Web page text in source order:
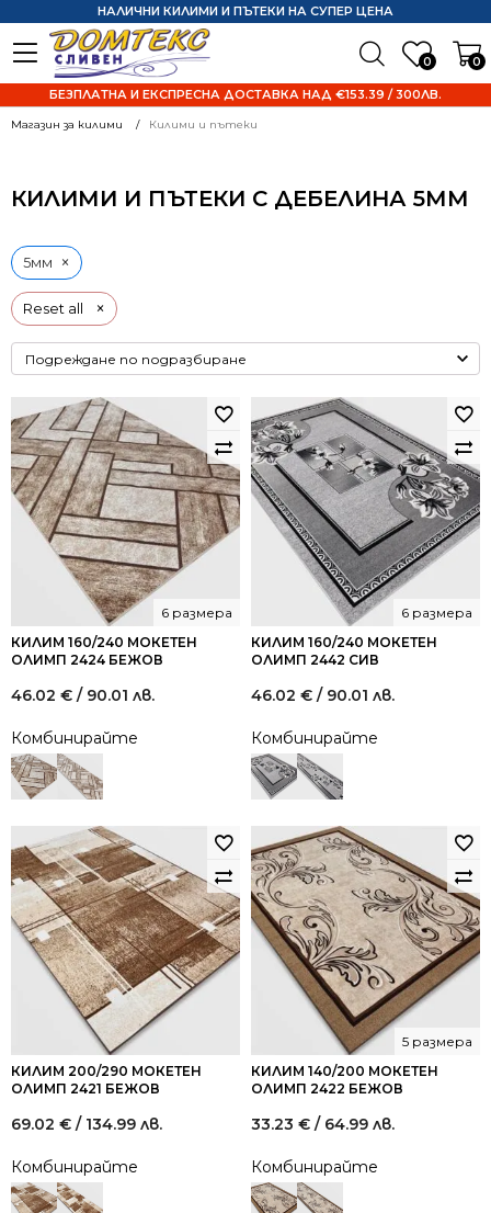
0 0
НАЛИЧНИ КИЛИМИ И ПЪТЕКИ НА СУПЕР ЦЕНА
БЕЗПЛАТНА И ЕКСПРЕСНА ДОСТАВКА НАД €153.39 / 300ЛВ.
Магазин за килими Килими и пътеки
КИЛИМИ И ПЪТЕКИ С ДЕБЕЛИНА 5ММ
Reset all ×
5мм ×
КИЛИМ 160/240 МОКЕТЕН
ОЛИМП 2424 БЕЖОВ
6 размера
46.02 € / 90.01 лв.
Комбинирайте
КИЛИМ 160/240 МОКЕТЕН
ОЛИМП 2442 СИВ
6 размера
46.02 € / 90.01 лв.
Комбинирайте
КИЛИМ 200/290 МОКЕТЕН
ОЛИМП 2421 БЕЖОВ
69.02 € / 134.99 лв.
Комбинирайте
КИЛИМ 140/200 МОКЕТЕН
ОЛИМП 2422 БЕЖОВ
5 размера
33.23 € / 64.99 лв.
Комбинирайте